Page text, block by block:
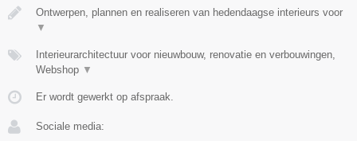
Ontwerpen, plannen en realiseren van hedendaagse interieurs voor
▼
Interieurarchitectuur voor nieuwbouw, renovatie en verbouwingen,
Webshop ▼
Er wordt gewerkt op afspraak.
Sociale media: